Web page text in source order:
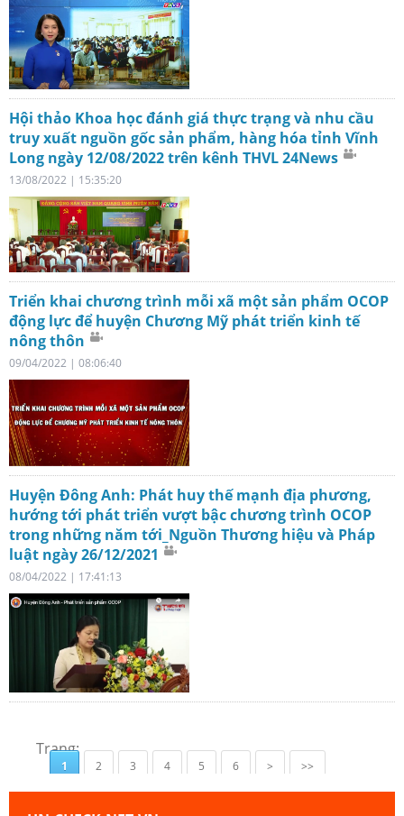
Hội thảo Khoa học đánh giá thực trạng và nhu cầu
truy xuất nguồn gốc sản phẩm, hàng hóa tỉnh Vĩnh
Long ngày 12/08/2022 trên kênh THVL 24News
13/08/2022 | 15:35:20
Triển khai chương trình mỗi xã một sản phẩm OCOP
động lực để huyện Chương Mỹ phát triển kinh tế
nông thôn
09/04/2022 | 08:06:40
Huyện Đông Anh: Phát huy thế mạnh địa phương,
hướng tới phát triển vượt bậc chương trình OCOP
trong những năm tới_Nguồn Thương hiệu và Pháp
luật ngày 26/12/2021
08/04/2022 | 17:41:13
Trang:
1 2 3 4 5 6 > >>